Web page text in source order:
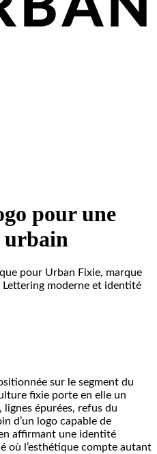
pour une
urbain
pour Urban Fixie, marque
moderne et identité
sur le segment du
fixie porte en elle un
épurées, refus du
d’un logo capable de
affirmant une identité
où l’esthétique compte autant